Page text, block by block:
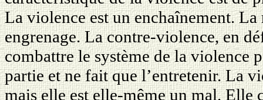
La violence est un enchaînement.
engrenage. La contre-violence, en
combattre le système de la violence
partie et ne fait que l’entretenir. La
mais elle est elle-même un mal.